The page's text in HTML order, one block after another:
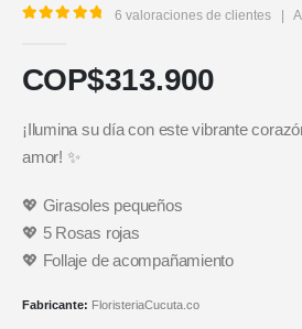
6 valoraciones de clientes |
COP$313.900
¡Ilumina su día con este vibrante
amor! ✨
💖 Girasoles pequeños
💖 5 Rosas rojas
💖 Follaje de acompañamiento
Fabricante: FloristeriaCucuta.co